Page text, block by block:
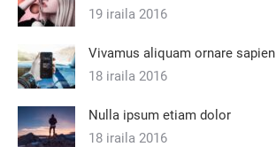
19 iraila 2016
Vivamus aliquam ornare sapien
18 iraila 2016
Nulla ipsum etiam dolor
18 iraila 2016